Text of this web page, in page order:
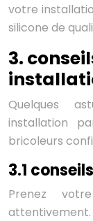
votre
silicone de
3.
Quelques
installation
bricoleurs
3.1
Prenez
attentivement.